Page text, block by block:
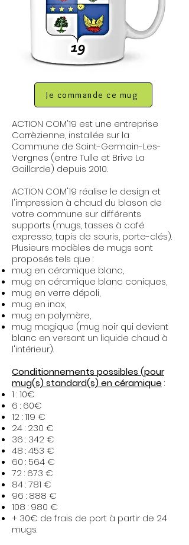
Je commande ce mug
ACTION COM'19 est une entreprise
Corrèzienne, installée sur la
Commune de Saint-Germain-Les-
Vergnes (entre Tulle et Brive La
Gaillarde) depuis 2010.
ACTION COM'19 réalise le design et
l'impression à chaud du blason de
votre commune sur différents
supports (mugs, tasses à café
expresso, tapis de souris, porte-clés).
Plusieurs modèles de mugs sont
proposés tels que :
mug en céramique blanc,
mug en céramique blanc coniques,
mug en verre dépoli,
mug en inox,
mug en polymère,
mug magique (mug noir qui devient
blanc en versant un liquide chaud à
l'intérieur).​
Conditionnements possibles (pour
mug(s) standard(s) en céramique :
1 : 10€
6 : 60€
12 : 119 €
24 : 230 €
36 : 342 €
48 : 453 €
60 : 564 €
72 : 673 €
84 : 781 €
96 : 888 €
108 : 980 €
+ 30€ de frais de port à partir de 24
mugs.